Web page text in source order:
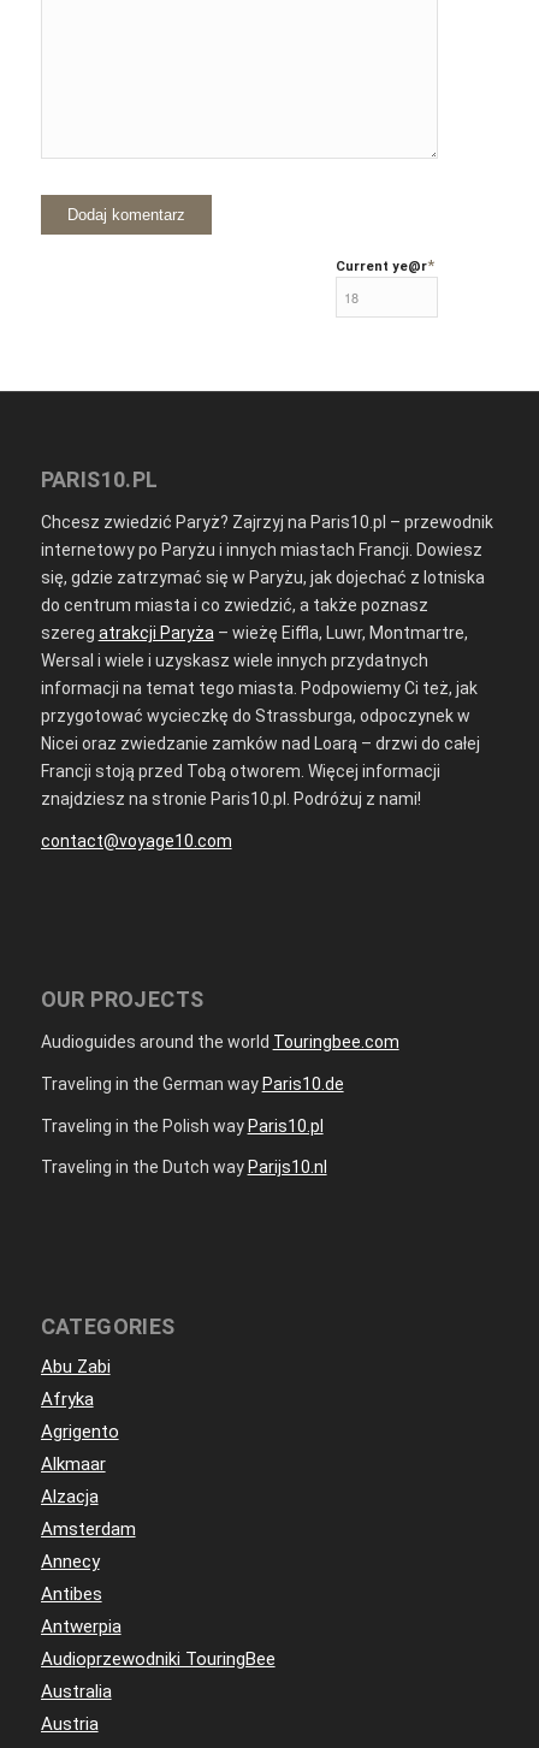
Current ye@r*
PARIS10.PL
Chcesz zwiedzić Paryż? Zajrzyj na Paris10.pl – przewodnik
internetowy po Paryżu i innych miastach Francji. Dowiesz
się, gdzie zatrzymać się w Paryżu, jak dojechać z lotniska
do centrum miasta i co zwiedzić, a także poznasz
szereg atrakcji Paryża – wieżę Eiffla, Luwr, Montmartre,
Wersal i wiele i uzyskasz wiele innych przydatnych
informacji na temat tego miasta. Podpowiemy Ci też, jak
przygotować wycieczkę do Strassburga, odpoczynek w
Nicei oraz zwiedzanie zamków nad Loarą – drzwi do całej
Francji stoją przed Tobą otworem. Więcej informacji
znajdziesz na stronie Paris10.pl. Podróżuj z nami!
contact@voyage10.com
OUR PROJECTS
Audioguides around the world Touringbee.com
Traveling in the German way Paris10.de
Traveling in the Polish wayParis10.pl
Traveling in the Dutch way Parijs10.nl
CATEGORIES
Abu Zabi
Afryka
Agrigento
Alkmaar
Alzacja
Amsterdam
Annecy
Antibes
Antwerpia
Audioprzewodniki TouringBee
Australia
Austria